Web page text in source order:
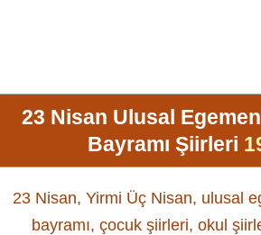
23 Nisan Ulusal
Bayramı Şiirleri
23 Nisan, Yirmi Üç Nisan, ulusal
bayramı, çocuk şiirleri, okul